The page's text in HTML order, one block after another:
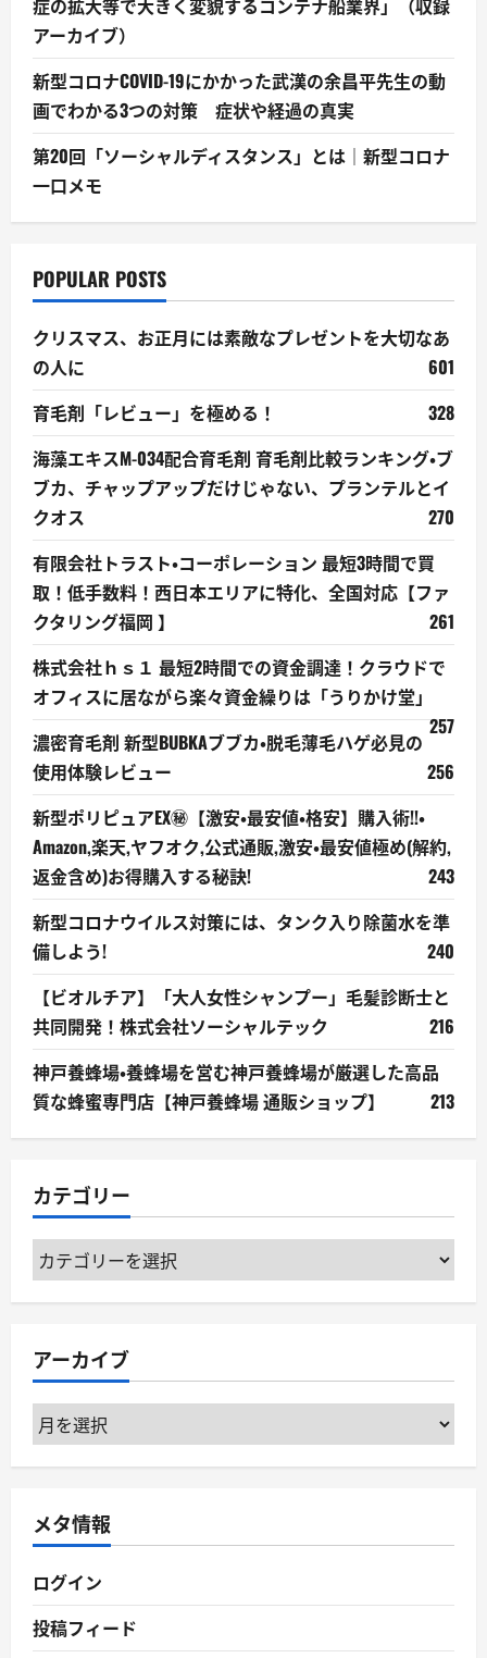
症の拡大等で大きく変貌するコンテナ船業界」（収録
アーカイブ）
新型コロナCOVID-19にかかった武漢の余昌平先生の動
画でわかる3つの対策 症状や経過の真実
第20回「ソーシャルディスタンス」とは｜新型コロナ
一口メモ
POPULAR POSTS
クリスマス、お正月には素敵なプレゼントを大切なあ
の人に
601
育毛剤「レビュー」を極める！
328
海藻エキスM-034配合育毛剤 育毛剤比較ランキング・ブ
ブカ、チャップアップだけじゃない、プランテルとイ
クオス
270
有限会社トラスト・コーポレーション 最短3時間で買
取！低手数料！西日本エリアに特化、全国対応【ファ
クタリング福岡 】
261
株式会社ｈｓ１ 最短2時間での資金調達！クラウドで
オフィスに居ながら楽々資金繰りは「うりかけ堂」
257
濃密育毛剤 新型BUBKAブブカ・脱毛薄毛ハゲ必見の
使用体験レビュー
256
新型ポリピュアEX㊙【激安・最安値・格安】購入術!!・
Amazon,楽天,ヤフオク,公式通販,激安・最安値極め(解約,
返金含め)お得購入する秘訣!
243
新型コロナウイルス対策には、タンク入り除菌水を準
備しよう!
240
【ビオルチア】「大人女性シャンプー」毛髪診断士と
共同開発！株式会社ソーシャルテック
216
神戸養蜂場・養蜂場を営む神戸養蜂場が厳選した高品
質な蜂蜜専門店【神戸養蜂場 通販ショップ】
213
カテゴリー
カ
テ
ー
アーカイブ
ア
ー
ブ
メタ情報
ログイン
投稿フィード